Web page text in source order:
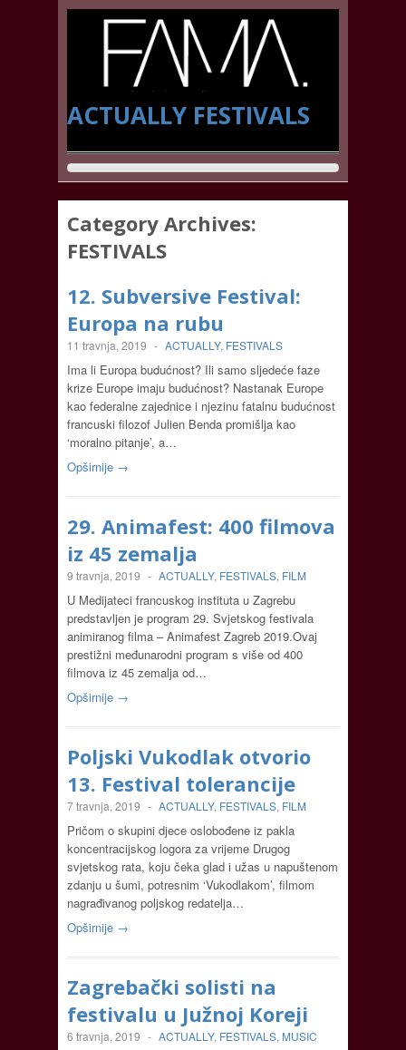
ACTUALLY FESTIVALS
Category Archives:
FESTIVALS
12. Subversive Festival:
Europa na rubu
11 travnja, 2019 - ACTUALLY, FESTIVALS
Ima li Europa budućnost? Ili samo sljedeće faze
krize Europe imaju budućnost? Nastanak Europe
kao federalne zajednice i njezinu fatalnu budućnost
francuski filozof Julien Benda promišlja kao
‘moralno pitanje’, a…
Opširnije →
29. Animafest: 400 filmova
iz 45 zemalja
9 travnja, 2019 - ACTUALLY, FESTIVALS, FILM
U Medijateci francuskog instituta u Zagrebu
predstavljen je program 29. Svjetskog festivala
animiranog filma – Animafest Zagreb 2019.Ovaj
prestižni međunarodni program s više od 400
filmova iz 45 zemalja od…
Opširnije →
Poljski Vukodlak otvorio
13. Festival tolerancije
7 travnja, 2019 - ACTUALLY, FESTIVALS, FILM
Pričom o skupini djece oslobođene iz pakla
koncentracijskog logora za vrijeme Drugog
svjetskog rata, koju čeka glad i užas u napuštenom
zdanju u šumi, potresnim ‘Vukodlakom’, filmom
nagrađivanog poljskog redatelja…
Opširnije →
Zagrebački solisti na
festivalu u Južnoj Koreji
6 travnja, 2019 - ACTUALLY, FESTIVALS, MUSIC